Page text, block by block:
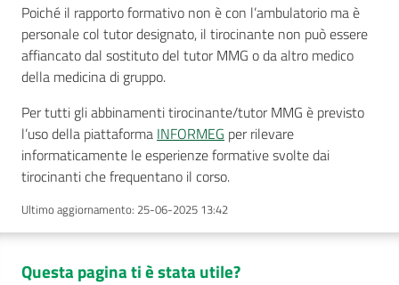
Poiché il rapporto formativo non è con l’ambulatorio ma è
personale col tutor designato, il tirocinante non può essere
affiancato dal sostituto del tutor MMG o da altro medico
della medicina di gruppo.
Per tutti gli abbinamenti tirocinante/tutor MMG è previsto
l’uso della piattaforma INFORMEG per rilevare
informaticamente le esperienze formative svolte dai
tirocinanti che frequentano il corso.
Ultimo aggiornamento: 25-06-2025 13:42
Questa pagina ti è stata utile?